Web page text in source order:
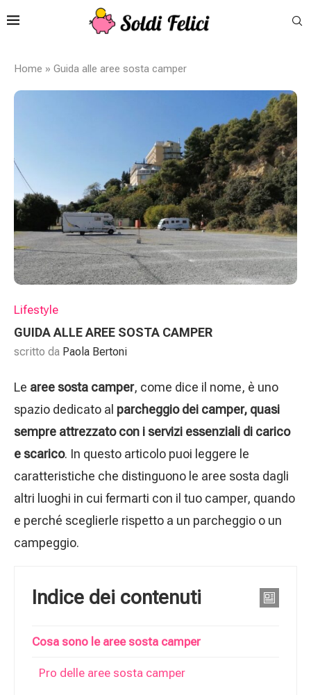
Home » Guida alle aree sosta camper
Lifestyle
GUIDA ALLE AREE SOSTA CAMPER
scritto da Paola Bertoni
Le aree sosta camper, come dice il nome, è uno
spazio dedicato al parcheggio dei camper, quasi
sempre attrezzato con i servizi essenziali di carico
e scarico. In questo articolo puoi leggere le
caratteristiche che distinguono le aree sosta dagli
altri luoghi in cui fermarti con il tuo camper, quando
e perché sceglierle rispetto a un parcheggio o un
campeggio.
Indice dei contenuti
Cosa sono le aree sosta camper
Pro delle aree sosta camper